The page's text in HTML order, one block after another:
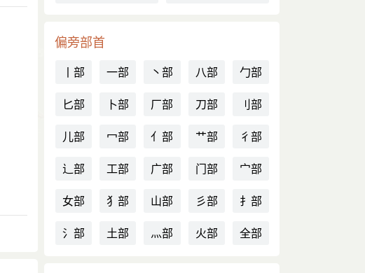
偏旁部首
丨部 一部 丶部 八部
勹部
匕部
卜部 厂部 刀部
刂部
儿部
冖部 亻部 艹部
彳部
辶部
工部 广部 门部
宀部
女部
犭部 山部 彡部
扌部
氵部
土部 灬部 火部 全部